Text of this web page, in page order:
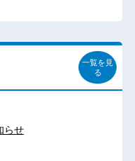
一覧を見
る
らせ